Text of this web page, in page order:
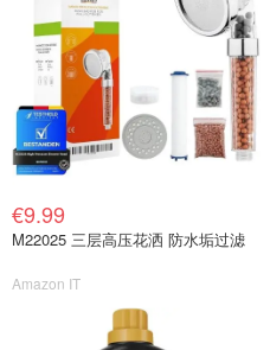
€9.99
M22025 三层高压花洒 防水垢过滤
Amazon IT